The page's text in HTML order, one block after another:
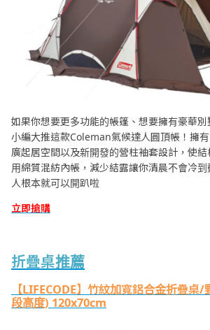
如果你想要更多功能的帳篷、想要擁有豪華
小編大推這款Coleman氣候達人圓頂帳！擁
廣起居空間以及新開發的營柱袖套設計，使
用綿質混紡內帳，減少結露讓你清晨不會冷
人根本就可以開趴啦
立即搶購
折疊桌推薦
【LIFECODE】竹紋加寬鋁合金折疊桌
段高度) 120x70cm